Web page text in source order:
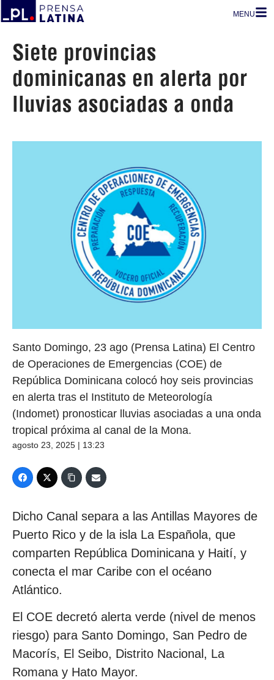
MENU
Siete provincias
dominicanas en alerta por
lluvias asociadas a onda
Santo Domingo, 23 ago (Prensa Latina) El Centro
de Operaciones de Emergencias (COE) de
República Dominicana colocó hoy seis provincias
en alerta tras el Instituto de Meteorología
(Indomet) pronosticar lluvias asociadas a una onda
tropical próxima al canal de la Mona.
agosto 23, 2025 | 13:23
Dicho Canal separa a las Antillas Mayores de
Puerto Rico y de la isla La Española, que
comparten República Dominicana y Haití, y
conecta el mar Caribe con el océano
Atlántico.
El COE decretó alerta verde (nivel de menos
riesgo) para Santo Domingo, San Pedro de
Macorís, El Seibo, Distrito Nacional, La
Romana y Hato Mayor.